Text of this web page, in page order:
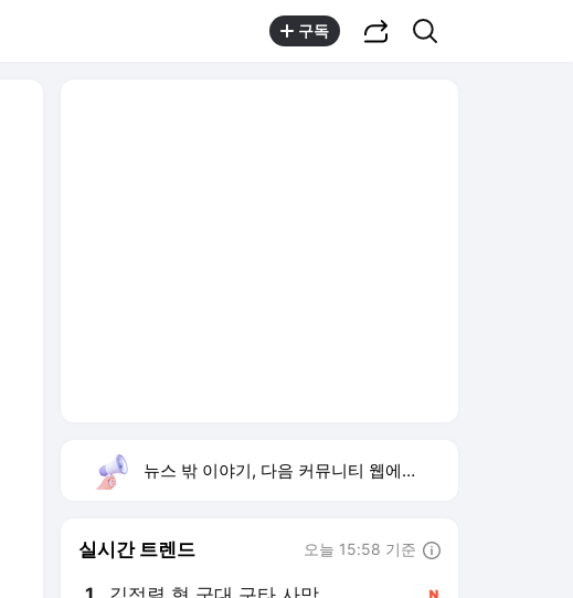
구독
허성범 열애 고백
황기순 원정도박 도피